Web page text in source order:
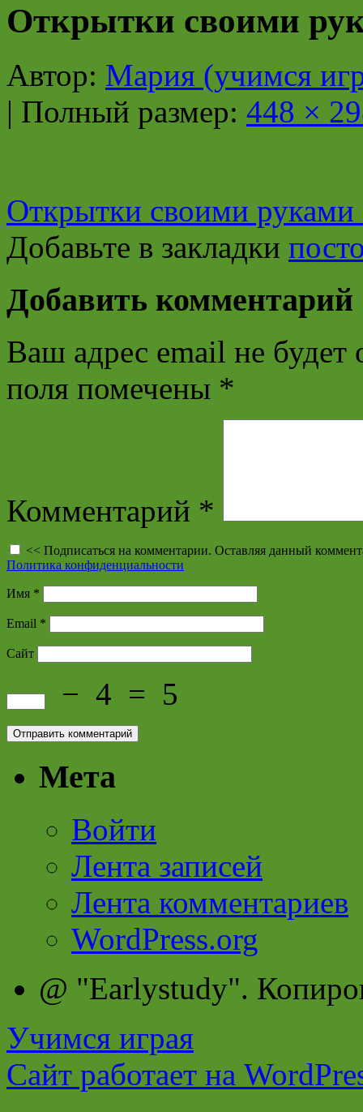
Открытки своими
Автор: Мария (учимся
| Полный размер: 448 ×
Открытки своими руками
Добавьте в закладки
Добавить комментарий
Ваш адрес email не будет
поля помечены *
Комментарий *
<< Подписаться на комментарии. Оставляя данный
Политика конфиденциальности
Имя *
Email *
Сайт
− 4 = 5
Мета
Войти
Лента записей
Лента комментариев
WordPress.org
@ "Earlystudy".
Учимся играя
Сайт работает на